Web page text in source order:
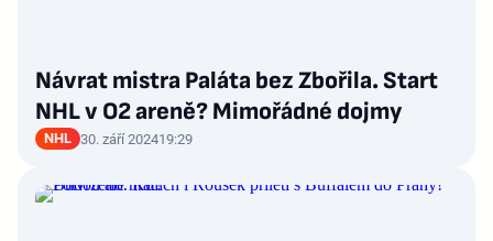
Návrat mistra Paláta bez Zbořila. Start
NHL v O2 areně? Mimořádné dojmy
NHL 30. září 202419:29